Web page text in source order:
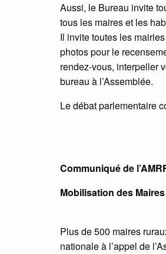
Aussi, le Bureau invite
tous les maires et les
Il invite toutes les
photos pour le
rendez-vous, interpeller
bureau à l’Assemblée.
Le débat parlementaire
Communiqué de
Mobilisation des
Plus de 500 maires
nationale à l’appel de